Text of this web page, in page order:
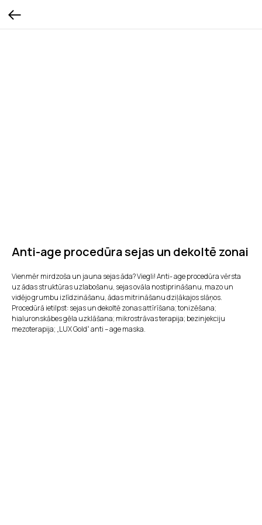
Anti-age procedūra sejas un dekoltē zonai
Vienmēr mirdzoša un jauna sejas āda? Viegli! Anti- age procedūra vērsta
uz ādas struktūras uzlabošanu, sejas ovāla nostiprināšanu, mazo un
vidējo grumbu izlīdzināšanu, ādas mitrināšanu dziļākajos slāņos.
Procedūrā ietilpst: sejas un dekoltē zonas attīrīšana; tonizēšana;
hialuronskābes gēla uzklāšana; mikrostrāvas terapija; bezinjekciju
mezoterapija; „LUX Gold“ anti – age maska.